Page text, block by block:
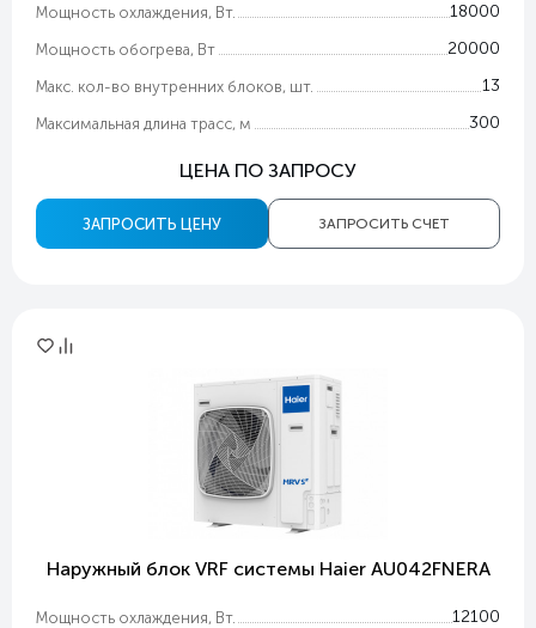
Мощность охлаждения, Вт. 18000
Мощность обогрева, Вт 20000
Макс. кол-во внутренних блоков, шт. 13
Максимальная длина трасс, м 300
ЦЕНА ПО ЗАПРОСУ
ЗАПРОСИТЬ СЧЕТ
ЗАПРОСИТЬ ЦЕНУ
Наружный блок VRF системы Haier AU042FNERA
Мощность охлаждения, Вт. 12100